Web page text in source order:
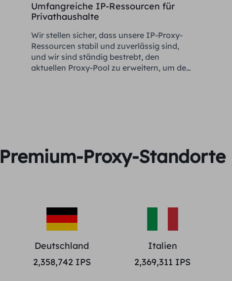
Umfangreiche IP-Ressourcen für
Privathaushalte
Wir stellen sicher, dass unsere IP-Proxy-
Ressourcen stabil und zuverlässig sind,
und wir sind ständig bestrebt, den
aktuellen Proxy-Pool zu erweitern, um den
Premium-Proxy-Standorte
Deutschland
2,358,742IPS
Italien
2,369,311 IPS